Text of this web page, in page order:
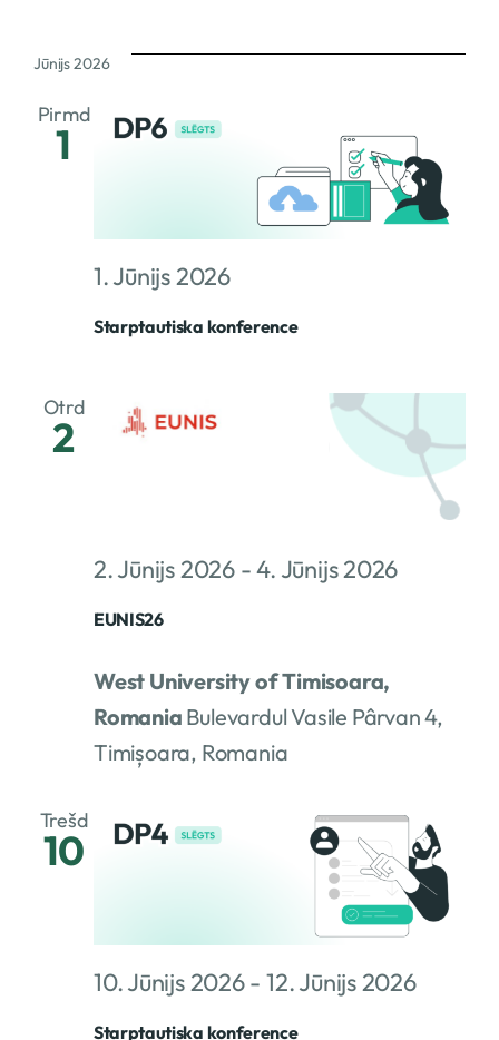
Jūnijs 2026
Pirmd
1
Starptautiska konference
1. Jūnijs 2026
Otrd
2
EUNIS26
2. Jūnijs 2026-4. Jūnijs 2026
West University of Timisoara,
Romania Bulevardul Vasile Pârvan 4,
Timișoara, Romania
Trešd
10
Starptautiska konference
10. Jūnijs 2026-12. Jūnijs 2026